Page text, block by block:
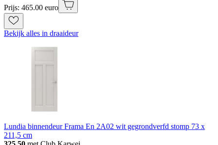
Prijs: 465.00 euro
Bekijk alles in draaideur
Lundia binnendeur Frama En 2A02 wit gegrondverfd stomp 73 x
211,5 cm